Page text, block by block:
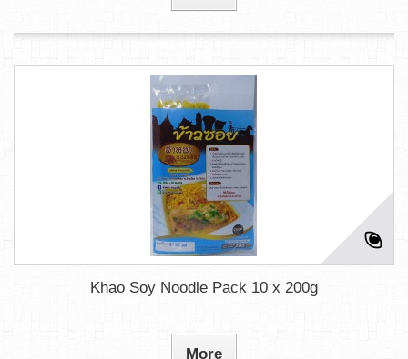
Khao Soy Noodle Pack 10 x 200g
More